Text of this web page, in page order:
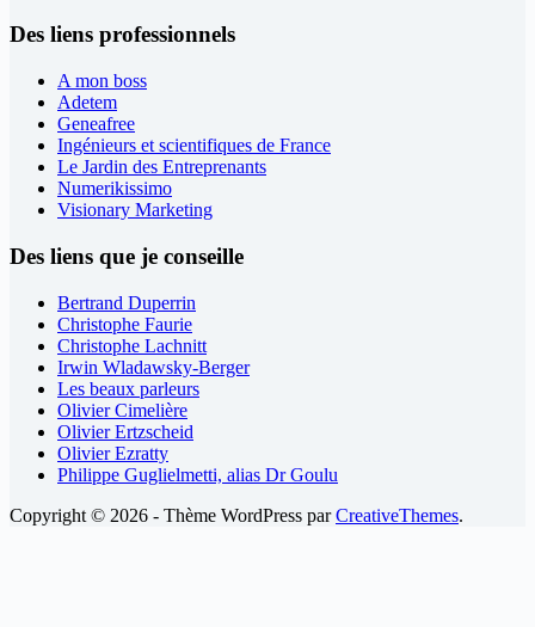
Des liens professionnels
A mon boss
Adetem
Geneafree
Ingénieurs et scientifiques de France
Le Jardin des Entreprenants
Numerikissimo
Visionary Marketing
Des liens que je conseille
Bertrand Duperrin
Christophe Faurie
Christophe Lachnitt
Irwin Wladawsky-Berger
Les beaux parleurs
Olivier Cimelière
Olivier Ertzscheid
Olivier Ezratty
Philippe Guglielmetti, alias Dr Goulu
Copyright © 2026 - Thème WordPress parCreativeThemes.